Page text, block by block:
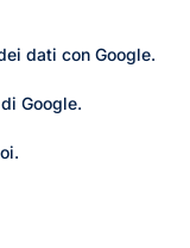
dati con Google.
Google.